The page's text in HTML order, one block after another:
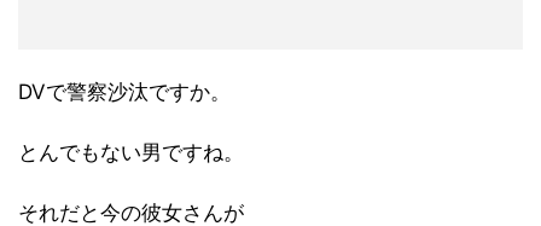
DVで警察沙汰ですか。
とんでもない男ですね。
それだと今の彼女さんが